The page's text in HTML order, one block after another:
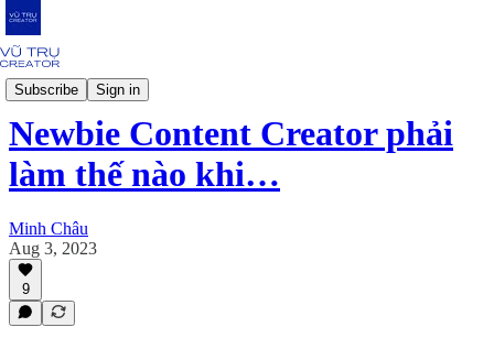
Subscribe Sign in
Mindset
Newbie Content Creator phải
làm thế nào khi…
Minh Châu
Aug 3, 2023
9